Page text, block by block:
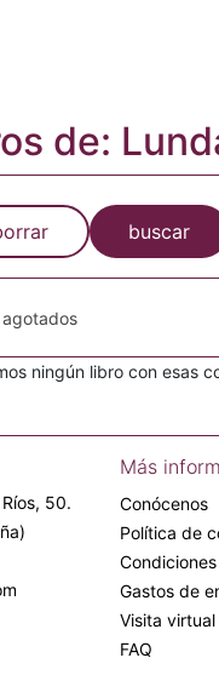
de:
buscar
ningún libro con esas
50.
Más
Conócenos
Política de
Gastos de
Visita virtual
FAQ